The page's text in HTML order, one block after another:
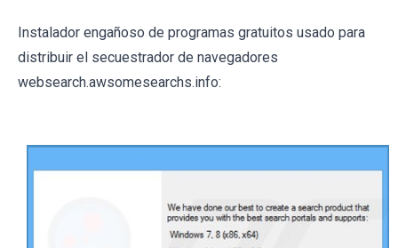
Instalador engañoso de programas gratuitos usado para
distribuir el secuestrador de navegadores
websearch.awsomesearchs.info: